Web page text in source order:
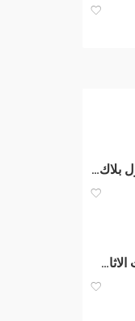
ستائر مكتبية شرائح ستائر رول بلاك أوت ستائر صن سكرين الوان وخامات ممتازة
متوفر بمعرضنا جميع موديلات الاثاث المكتبي مكاتب وكراسي بأسعار مميزة